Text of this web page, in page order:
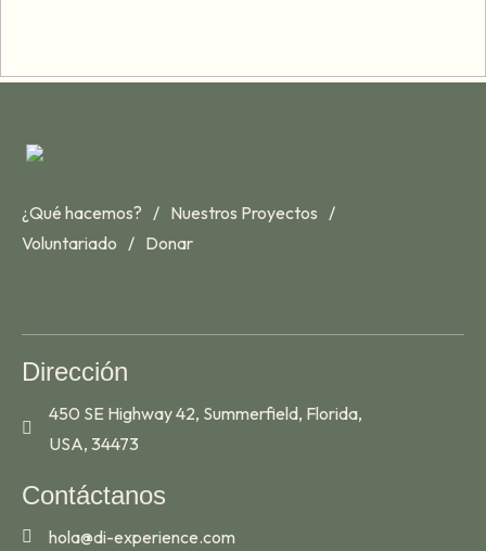
¿Qué hacemos?
Nuestros Proyectos
Voluntariado
Donar
Dirección
450 SE Highway 42, Summerfield, Florida,
USA, 34473
Contáctanos
hola@di-experience.com